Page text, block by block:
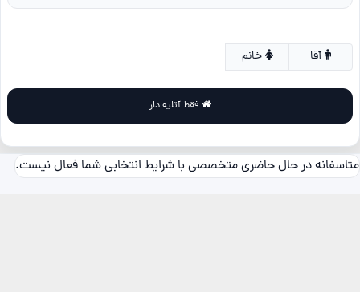
خانم
متاسفانه در حال حاضری متخصصی با شرایط انتخابی شما فعال نیست.